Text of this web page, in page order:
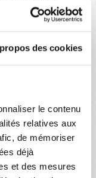
des cookies
le contenu
relatives aux
de mémoriser
déjà
et des mesures
League à la